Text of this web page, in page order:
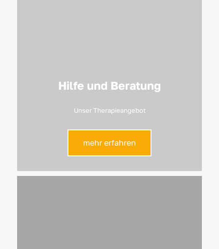
Hilfe und Beratung
Unser Therapieangebot
mehr erfahren